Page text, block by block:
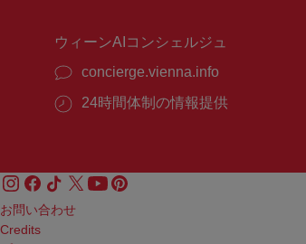
ウィーンAIコンシェルジュ
concierge.vienna.info
24時間体制の情報提供
お問い合わせ
Credits